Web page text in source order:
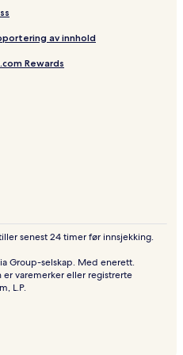
av innhold
Rewards
senest 24 timer før innsjekking.
Group-selskap. Med enerett.
varemerker eller registrerte
L.P.